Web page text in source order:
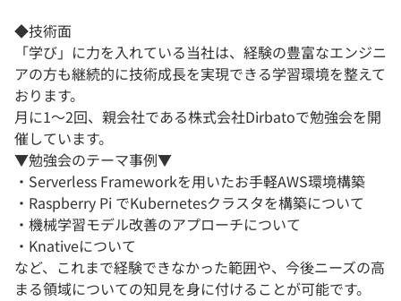
◆技術面
「学び」に力を入れている当社は、経験の豊富なエンジニ
アの方も継続的に技術成長を実現できる学習環境を整えて
おります。
月に1〜2回、親会社である株式会社Dirbatoで勉強会を開
催しています。
▼勉強会のテーマ事例▼
・Serverless Frameworkを用いたお手軽AWS環境構築
・Raspberry Pi でKubernetesクラスタを構築について
・機械学習モデル改善のアプローチについて
・Knativeについて
など、これまで経験できなかった範囲や、今後ニーズの高
まる領域についての知見を身に付けることが可能です。